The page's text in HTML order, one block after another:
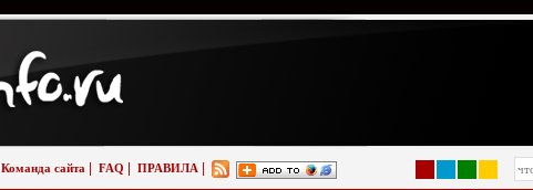
Команда сайта FAQ ПРАВИЛА